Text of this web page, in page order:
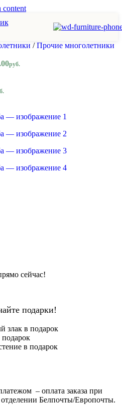
content
/ Прочие многолетники
руб.
сейчас!
подарки!
злак в подарок
в подарок
– оплата заказа при
Белпочты/Европочты.